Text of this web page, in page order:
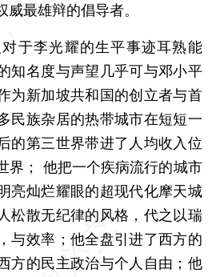
最雄辩的倡导者。
李光耀的生平事迹耳熟能
知名度与声望几乎可与邓小平
为新加坡共和国的创立者与首
民族杂居的热带城市在短短一
的第三世界带进了人均收入位
界； 他把一个疾病流行的城市
亮灿烂耀眼的超现代化摩天城
松散无纪律的风格，代之以瑞
与效率；他全盘引进了西方的
方的民主政治与个人自由；他